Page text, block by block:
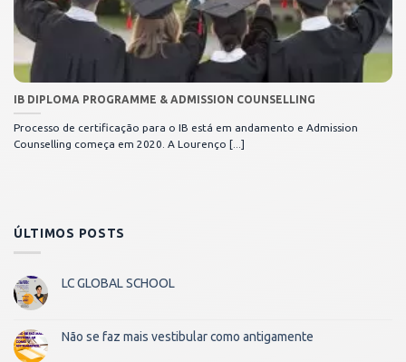
IB DIPLOMA PROGRAMME & ADMISSION COUNSELLING
Processo de certificação para o IB está em andamento e Admission
Counselling começa em 2020. A Lourenço [...]
ÚLTIMOS POSTS
LC GLOBAL SCHOOL
Não se faz mais vestibular como antigamente